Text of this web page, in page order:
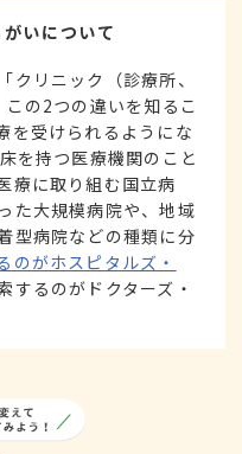
いについて
クリニック（診療所、
の2つの違いを知るこ
を受けられるようにな
を持つ医療機関のこと
療に取り組む国立病
た大規模病院や、地域
型病院などの種類に分
のがホスピタルズ・
するのがドクターズ・